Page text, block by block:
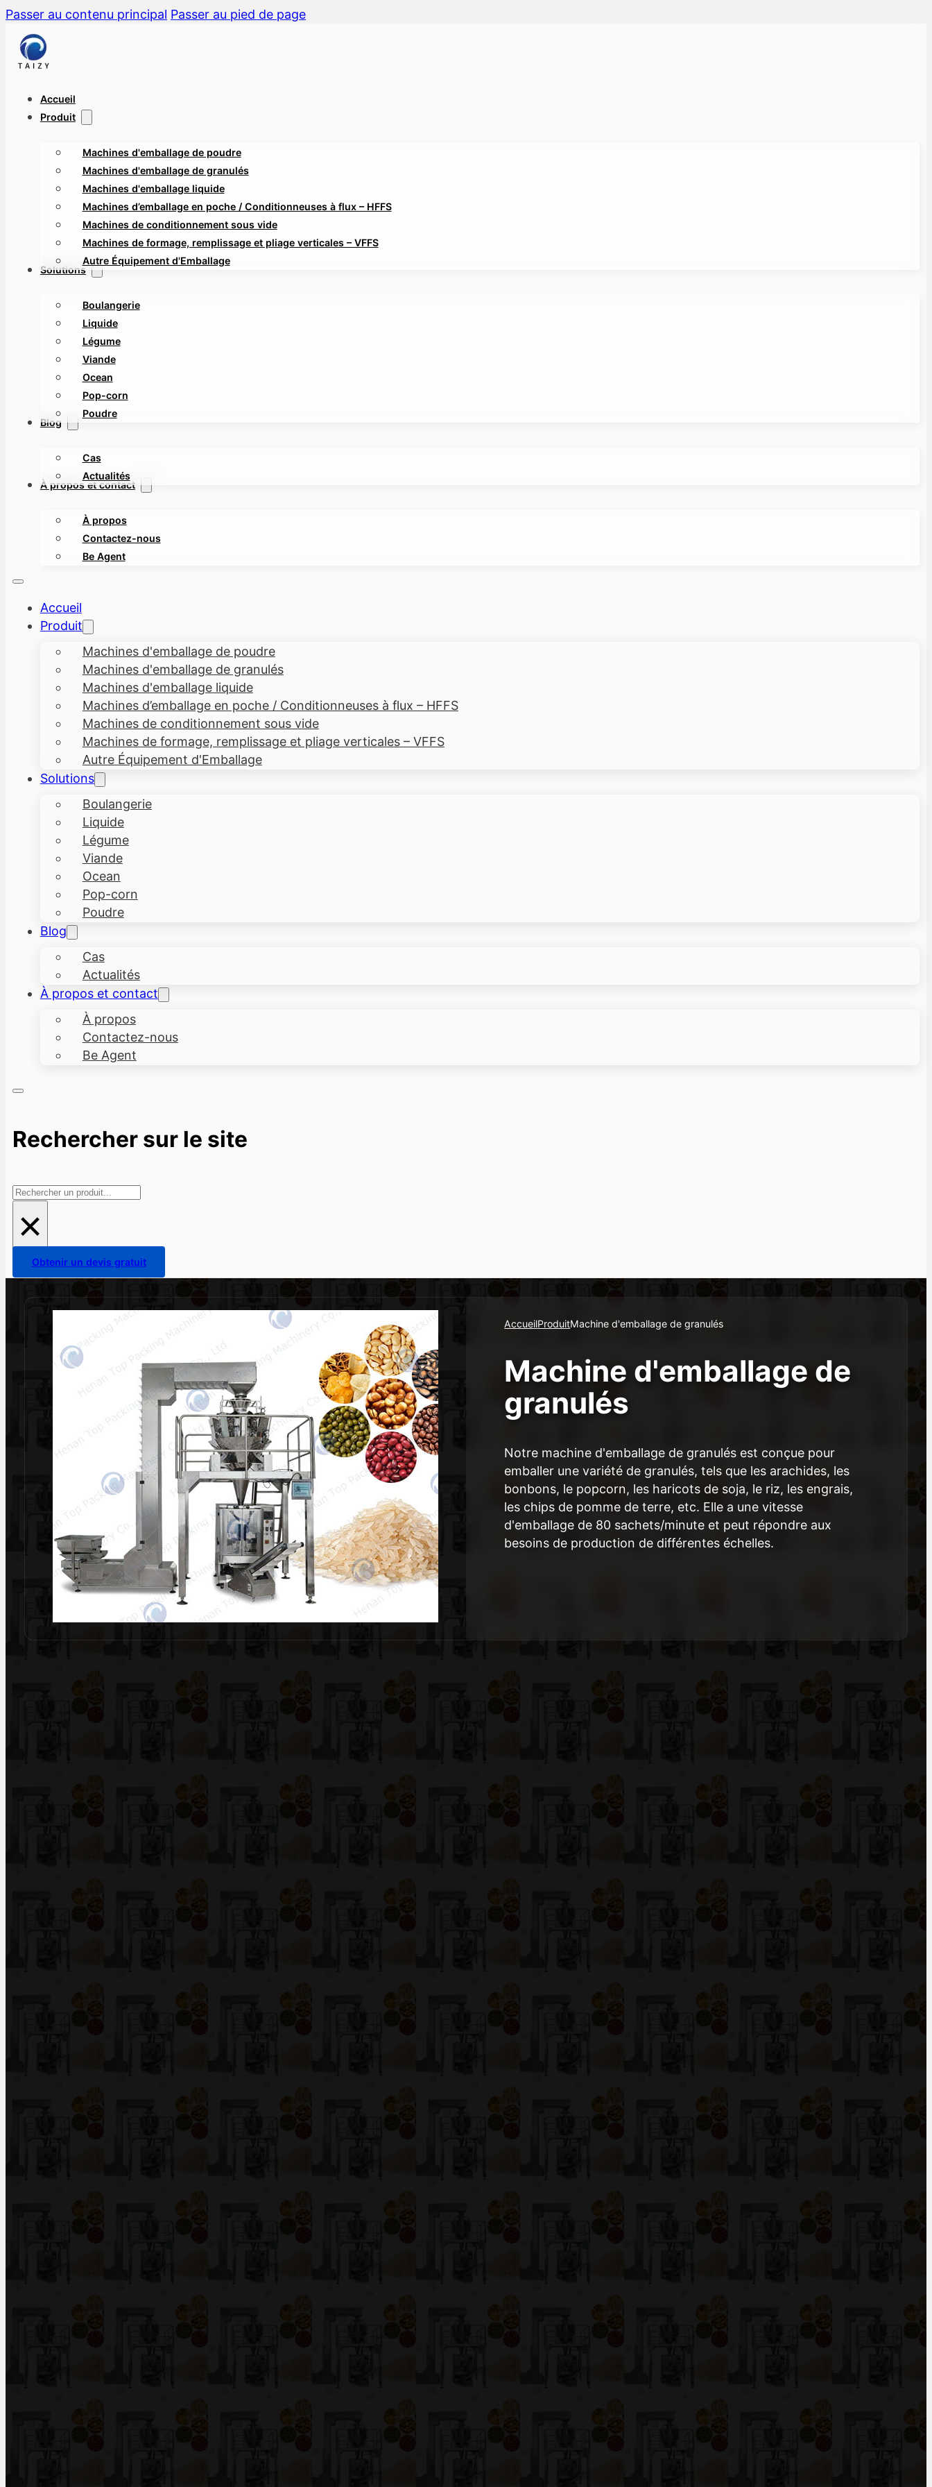
Passer au contenu principal Passer au pied de page
Accueil
Produit
Machines d'emballage de poudre
Machines d'emballage de granulés
Machines d'emballage liquide
Machines d’emballage en poche / Conditionneuses à flux – HFFS
Machines de conditionnement sous vide
Machines de formage, remplissage et pliage verticales – VFFS
Autre Équipement d'Emballage
Solutions
Boulangerie
Liquide
Légume
Viande
Ocean
Pop-corn
Poudre
Blog
Cas
Actualités
À propos et contact
À propos
Contactez-nous
Be Agent
Accueil
Produit
Machines d'emballage de poudre
Machines d'emballage de granulés
Machines d'emballage liquide
Machines d’emballage en poche / Conditionneuses à flux – HFFS
Machines de conditionnement sous vide
Machines de formage, remplissage et pliage verticales – VFFS
Autre Équipement d'Emballage
Solutions
Boulangerie
Liquide
Légume
Viande
Ocean
Pop-corn
Poudre
Blog
Cas
Actualités
À propos et contact
À propos
Contactez-nous
Be Agent
Rechercher sur le site
Rechercher
×
Obtenir un devis gratuit
AccueilProduitMachine d'emballage de granulés
Machine d'emballage de
granulés
Notre machine d'emballage de granulés est conçue pour
emballer une variété de granulés, tels que les arachides, les
bonbons, le popcorn, les haricots de soja, le riz, les engrais,
les chips de pomme de terre, etc. Elle a une vitesse
d'emballage de 80 sachets/minute et peut répondre aux
besoins de production de différentes échelles.